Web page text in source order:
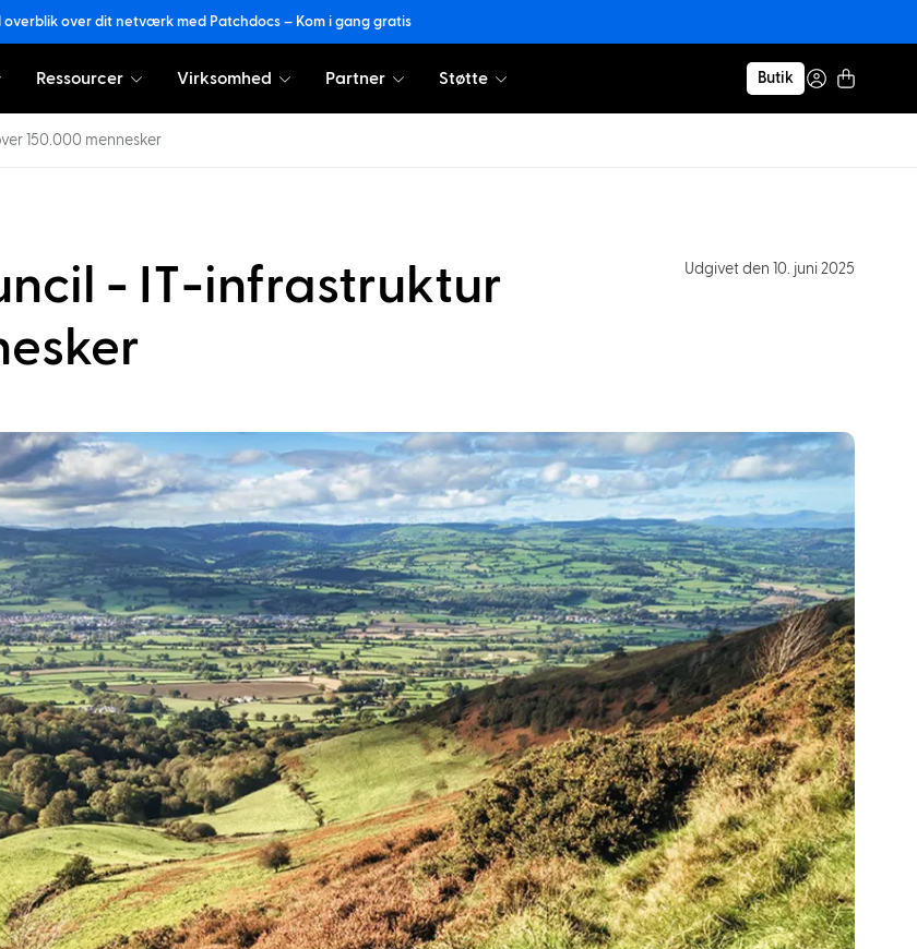
overblik over dit netværk med Patchdocs – Kom i gang gratis
Ressourcer Virksomhed Partner Støtte Butik
150.000 mennesker
- IT-infrastruktur
Udgivet den 10. juni 2025